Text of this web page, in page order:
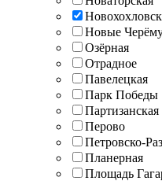
Новые
Озёрная
Отрадное
Павелецкая
Парк Победы
Партизанская
Перово
Петровско-
Планерная
Площадь